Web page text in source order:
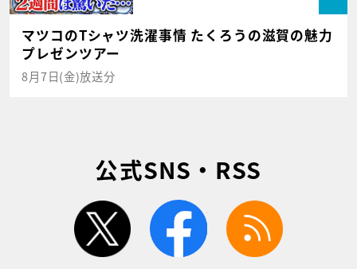
マツコのTシャツ洗濯事情 たくろうの滋賀の魅力
プレゼンツアー
8月7日(金)放送分
公式SNS・RSS
twitter facebook